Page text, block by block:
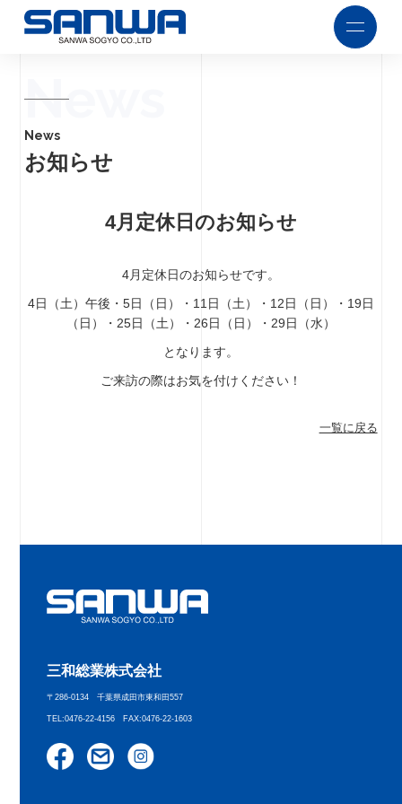
News
News
お知らせ
4月定休日のお知らせ
4月定休日のお知らせです。
4日（土）午後・5日（日）・11日（土）・12日（日）・19日
（日）・25日（土）・26日（日）・29日（水）
となります。
ご来訪の際はお気を付けください！
一覧に戻る
三和総業株式会社
〒286-0134 千葉県成田市東和田557
TEL:0476-22-4156 FAX:0476-22-1603